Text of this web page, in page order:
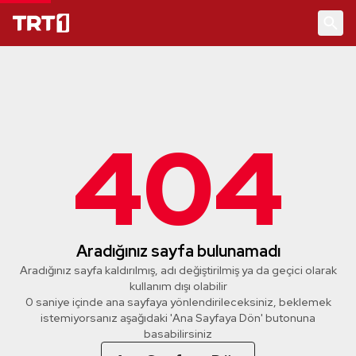
404
Aradığınız sayfa bulunamadı
Aradığınız sayfa kaldırılmış, adı değiştirilmiş ya da geçici olarak
kullanım dışı olabilir
0 saniye içinde ana sayfaya yönlendirileceksiniz, beklemek
istemiyorsanız aşağıdaki 'Ana Sayfaya Dön' butonuna
basabilirsiniz